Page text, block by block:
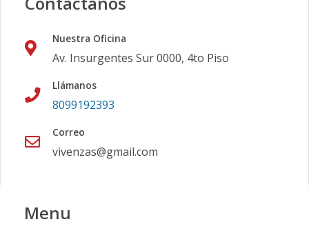
Nuestra Oficina
Av. Insurgentes Sur 0000, 4to Piso
Llámanos
8099192393
Correo
vivenzas@gmail.com
Menu